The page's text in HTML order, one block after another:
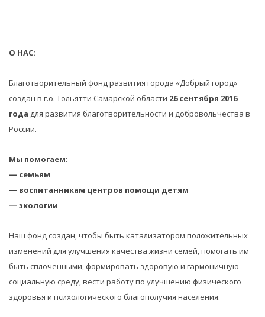
О НАС:
Благотворительный фонд развития города «Добрый город»
создан в г.о. Тольятти Самарской области 26 сентября 2016
года для развития благотворительности и добровольчества в
России.
Мы помогаем:
— семьям
— воспитанникам центров помощи детям
— экологии
Наш фонд создан, чтобы быть катализатором положительных
изменений для улучшения качества жизни семей, помогать им
быть сплоченными, формировать здоровую и гармоничную
социальную среду, вести работу по улучшению физического
здоровья и психологического благополучия населения.